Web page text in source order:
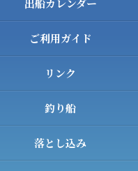
出船カレンダー
ご利用ガイド
リンク
釣り船
落とし込み